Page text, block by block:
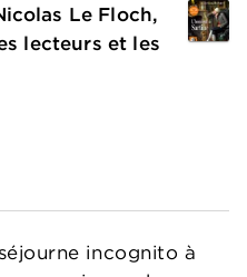
Le Floch,
lecteurs et les
incognito à